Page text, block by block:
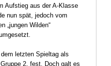
Aufstieg aus der A-Klasse
nun spät, jedoch vom
„jungen Wilden“
letzten Spieltag als
2, fest. Doch galt es